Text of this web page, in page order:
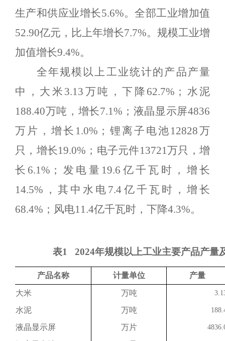
生产和供应业增长5.6%。全部工业增加值
52.90亿元，比上年增长7.7%。 规模工业增
加值增长9.4%。
全年规模以上工业统计的产品产量
中，大米 3.13 万吨， 下降 62.7% ；水泥
188.40万吨， 增长7.1% ； 液晶显示屏4836
万片，增长 1.0% ；锂离子电池 12828万
只，增长19.0% ；电子元件13721万只，增
长 6.1% ； 发电量 19.6 亿千瓦时， 增长
14.5% ，其中水电 7.4 亿千瓦时，增长
68.4% ； 风电11.4亿千瓦时， 下降4.3%。
表1 2024年规模以上工业主要产品产量
产品名称 计量单位 产量
大米 万吨 3.1
水泥 万吨
液晶显示屏 万片